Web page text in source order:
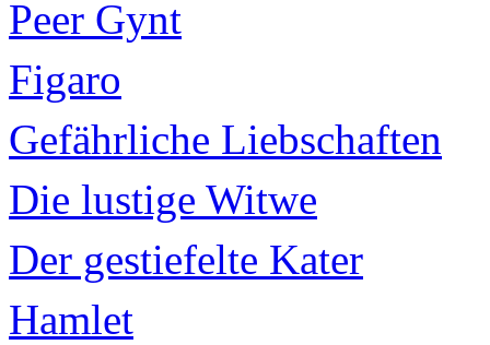
Peer Gynt
Figaro
Gefährliche Liebschaften
Die lustige Witwe
Der gestiefelte Kater
Hamlet